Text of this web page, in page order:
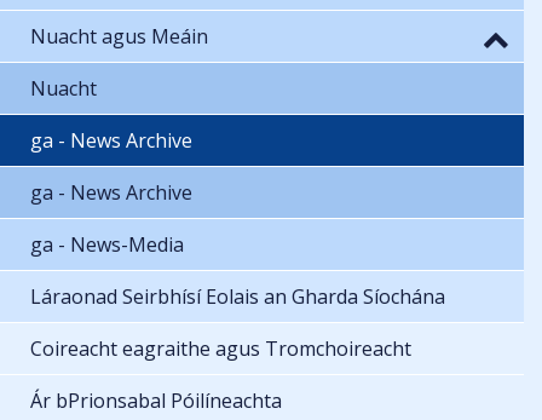
Nuacht agus Meáin
Nuacht
ga - News Archive
ga - News Archive
ga - News-Media
Láraonad Seirbhísí Eolais an Gharda Síochána
Coireacht eagraithe agus Tromchoireacht
Ár bPrionsabal Póilíneachta